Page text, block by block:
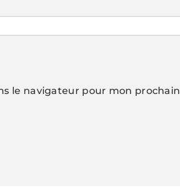
le navigateur pour mon prochain